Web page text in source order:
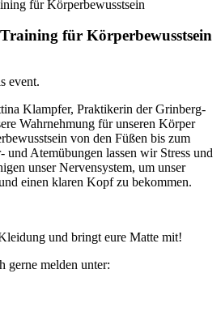
für Körperbewusstsein
event.
Klampfer, Praktikerin der Grinberg-
Wahrnehmung für unseren Körper
von den Füßen bis zum
Atemübungen lassen wir Stress und
unser Nervensystem, um unser
einen klaren Kopf zu bekommen.
und bringt eure Matte mit!
gerne melden unter: